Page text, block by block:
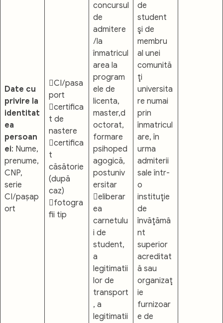
Date cu
privire la
identitat
ea
persoan
ei: Nume,
prenume,
CNP,
serie
CI/pașap
ort
CI/pasa
port
certifica
t de
nastere
certifica
t
căsătorie
(după
caz)
fotogra
fii tip
concursul
de
admitere
/la
înmatricul
area la
program
ele de
licenta,
master,d
octorat,
formare
psihoped
agogică,
postuniv
ersitar
eliberar
ea
carnetulu
i de
student,
a
legitimatii
lor de
transport
, a
legitimatii
de
student
şi de
membru
al unei
comunită
ţi
universita
re numai
prin
înmatricul
are, în
urma
admiterii
sale într-
o
instituţie
de
învăţămâ
nt
superior
acreditat
ă sau
organizaţ
ie
furnizoar
e de